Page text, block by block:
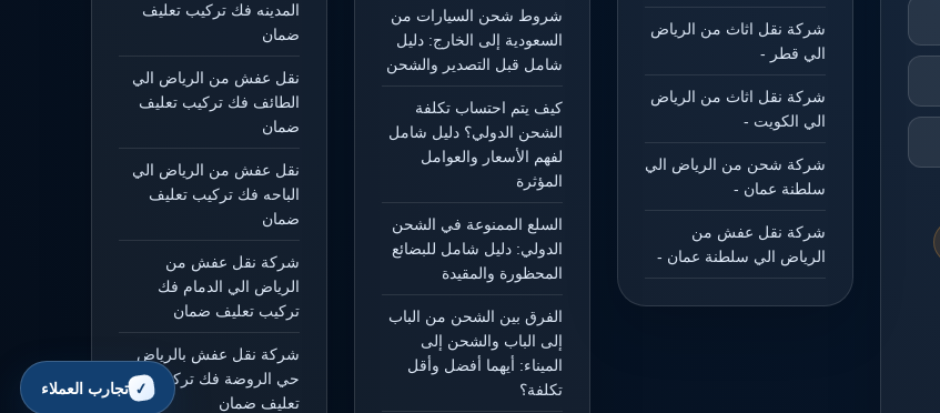
شركة نقل اثاث من الرياض
الي قطر -
شركة نقل اثاث من الرياض
الي الكويت -
شركة شحن من الرياض الي
سلطنة عمان -
شركة نقل عفش من
الرياض الي سلطنة عمان -
شروط شحن السيارات من
السعودية إلى الخارج: دليل
شامل قبل التصدير والشحن
كيف يتم احتساب تكلفة
الشحن الدولي؟ دليل شامل
لفهم الأسعار والعوامل
المؤثرة
السلع الممنوعة في الشحن
الدولي: دليل شامل للبضائع
المحظورة والمقيدة
الفرق بين الشحن من الباب
إلى الباب والشحن إلى
الميناء: أيهما أفضل وأقل
تكلفة؟
المدينه فك تركيب تعليف
ضمان
نقل عفش من الرياض الي
الطائف فك تركيب تعليف
ضمان
نقل عفش من الرياض الي
الباحه فك تركيب تعليف
ضمان
شركة نقل عفش من
الرياض الي الدمام فك
تركيب تعليف ضمان
شركة نقل عفش بالرياض
حي الروضة فك تركيب
تعليف ضمان
تجارب العملاء